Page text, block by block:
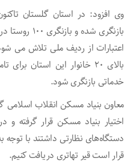
اعتبارات از ردیف ملی تلاش می
بالای ۲۰ خانوار این استان
خدماتی بازنگری شود.
معاون بنیاد مسکن انقلاب
دستگاه‌های نظارتی داشتند با
قرار است قیر تهاتری دریافت کنیم.